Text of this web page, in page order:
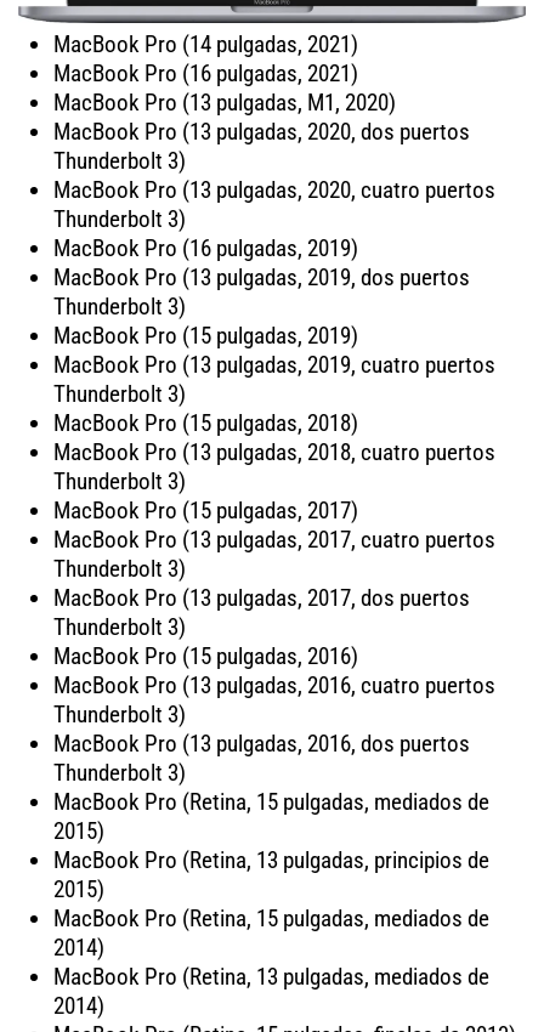
MacBook Pro (14 pulgadas, 2021)
MacBook Pro (16 pulgadas, 2021)
MacBook Pro (13 pulgadas, M1, 2020)
MacBook Pro (13 pulgadas, 2020, dos puertos
Thunderbolt 3)
MacBook Pro (13 pulgadas, 2020, cuatro puertos
Thunderbolt 3)
MacBook Pro (16 pulgadas, 2019)
MacBook Pro (13 pulgadas, 2019, dos puertos
Thunderbolt 3)
MacBook Pro (15 pulgadas, 2019)
MacBook Pro (13 pulgadas, 2019, cuatro puertos
Thunderbolt 3)
MacBook Pro (15 pulgadas, 2018)
MacBook Pro (13 pulgadas, 2018, cuatro puertos
Thunderbolt 3)
MacBook Pro (15 pulgadas, 2017)
MacBook Pro (13 pulgadas, 2017, cuatro puertos
Thunderbolt 3)
MacBook Pro (13 pulgadas, 2017, dos puertos
Thunderbolt 3)
MacBook Pro (15 pulgadas, 2016)
MacBook Pro (13 pulgadas, 2016, cuatro puertos
Thunderbolt 3)
MacBook Pro (13 pulgadas, 2016, dos puertos
Thunderbolt 3)
MacBook Pro (Retina, 15 pulgadas, mediados de
2015)
MacBook Pro (Retina, 13 pulgadas, principios de
2015)
MacBook Pro (Retina, 15 pulgadas, mediados de
2014)
MacBook Pro (Retina, 13 pulgadas, mediados de
2014)